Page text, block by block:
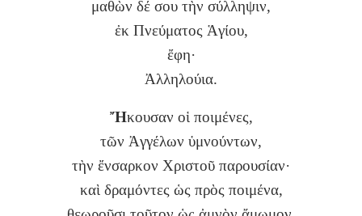
μαθὼν δέ σου τὴν σύλληψιν,
ἐκ Πνεύματος Ἁγίου,
ἔφη·
Ἀλληλούια.
Ἤκουσαν oἱ ποιμένες,
τῶν Ἀγγέλων ὑμνούντων,
τὴν ἔνσαρκον Χριστοῦ παρουσίαν·
καὶ δραμόντες ὡς πρὸς ποιμένα,